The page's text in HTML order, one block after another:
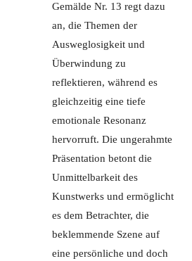
Gemälde Nr. 13 regt dazu
an, die Themen der
Ausweglosigkeit und
Überwindung zu
reflektieren, während es
gleichzeitig eine tiefe
emotionale Resonanz
hervorruft. Die ungerahmte
Präsentation betont die
Unmittelbarkeit des
Kunstwerks und ermöglicht
es dem Betrachter, die
beklemmende Szene auf
eine persönliche und doch